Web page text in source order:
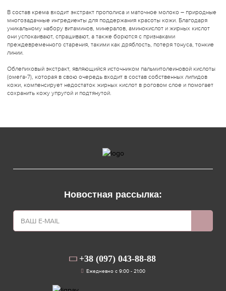
В состав крема входит экстракт прополиса и маточное молоко – природные
многозадачные ингредиенты для поддержания красоты кожи. Благодаря
уникальному набору витаминов, минералов, аминокислот и жирных кислот
они успокаивают, спрашивают, а также борются с признаками
преждевременного старения, такими как дряблость, потеря тонуса, тонкие
линии.
Облепиховый экстракт, являющийся источником пальмитолеиновой кислоты
(омега-7), которая в свою очередь входит в состав собственных липидов
кожи, компенсирует недостаток жирных кислот в роговом слое и помогает
сохранить кожу упругой и подтянутой.
Новостная рассылка:
+38 (097) 043-88-88
Ежедневно с 9:00 - 21:00